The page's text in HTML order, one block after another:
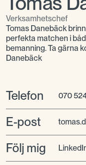
Verksamhetschef
Tomas Danebäck
perfekta matchen i
bemanning. Ta gärna
Danebäck
Telefon 070
E-post
Följ mig